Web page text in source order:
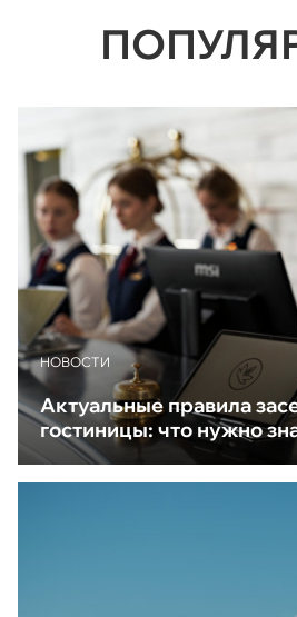
НОВОСТИ
Актуальные правила
гостиницы: что нужно